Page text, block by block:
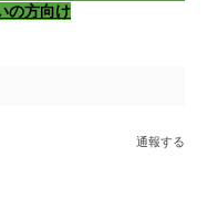
の方向け
通報する